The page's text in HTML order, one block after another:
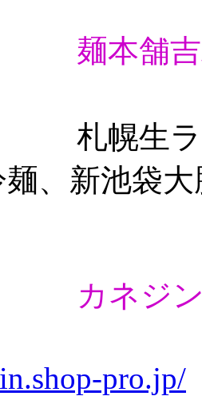
麺本舗
ーメン
、新池袋
カネジ
pro.jp/